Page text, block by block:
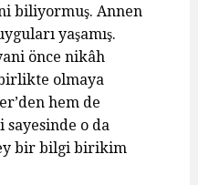
biliyormuş. Annen
yaşamış.
önce nikâh
olmaya
hem de
sayesinde o da
bir bilgi birikim